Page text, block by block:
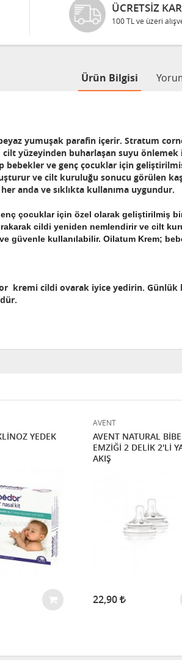
ÜCRETSIZ
100 TL ve üzeri
Ürün Bilgisi
yumuşak parafin içerir. Stratum
yüzeyinden buharlaşan suyu önlemek
bebekler ve genç çocuklar için
ve cilt kuruluğu sonucu görülen
anda ve sıklıkta kullanıma uygundur.
çocuklar için özel olarak geliştirilmiş
cildi yeniden nemlendirir ve cilt
güvenle kullanılabilir. Oilatum Krem;
kremi cildi ovarak iyice yedirin. Günlük
YEDEK
AVENT
AVENT NATURAL BİBERON
EMZİĞİ 2 DELİK 2'Lİ
AKIŞ
22,90